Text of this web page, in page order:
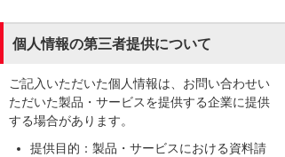
個人情報の第三者提供について
ご記入いただいた個人情報は、お問い合わせい
ただいた製品・サービスを提供する企業に提供
する場合があります。
提供目的：製品・サービスにおける資料請